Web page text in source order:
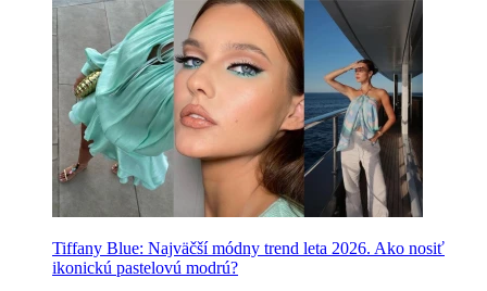
Tiffany Blue: Najväčší módny trend leta 2026. Ako nosiť
ikonickú pastelovú modrú?